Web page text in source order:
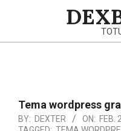
MenuTema wordpress
BY: DEXTER ON: FEB.